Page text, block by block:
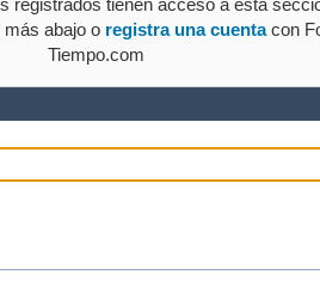
registrados tienen acceso a esta
abajo o registra una cuentacon
Tiempo.com